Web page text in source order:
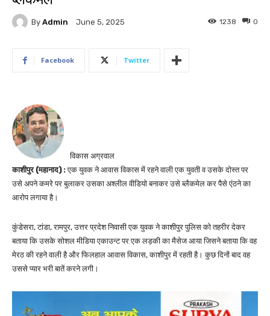
By Admin June 5, 2025 0
1238
Facebook Twitter
विकास अग्रवाल
काशीपुर (महानाद) :एक युवक ने आवास विकास में रहने वाली एक युवती व उसके दोस्त पर
उसे अपने कमरे पर बुलाकर उसका अश्लील वीडियो बनाकर उसे ब्लैकमेल कर पैसे एंठने का
आरोप लगाया है।
कुंडेसरा, टांडा, रामपुर, उत्तर प्रदेश निवासी एक युवक ने काशीपुर पुलिस को तहरीर देकर
बताया कि उसके सोशल मीडिया एकाउन्ट पर एक लड़की का मैसेज आया जिसने बताया कि वह
मेरठ की रहने वाली है और फिलहाल आवास विकास, काशीपुर में रहती है। कुछ दिनों बाद वह
उससे प्यार भरी बातें करने लगी।